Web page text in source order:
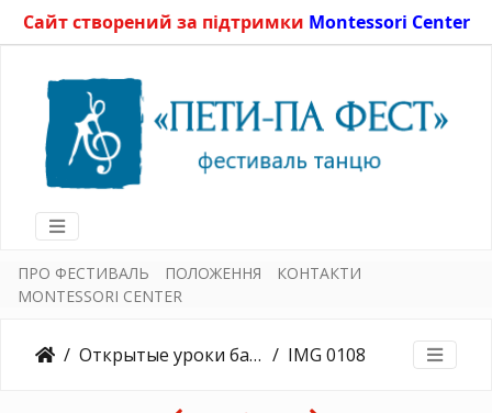
Сайт створений за підтримки Montessori Center
ПРО ФЕСТИВАЛЬ ПОЛОЖЕННЯ
КОНТАКТИ
MONTESSORI CENTER
Открытые уроки балета15.05.2015 IMG 0108